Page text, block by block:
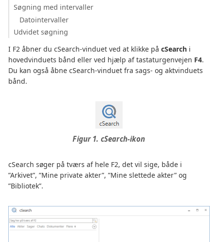
Søgning med intervaller
Datointervaller
Udvidet søgning
I F2 åbner du cSearch-vinduet ved at klikke på cSearch i
hovedvinduets bånd eller ved hjælp af tastaturgenvejen F4.
Du kan også åbne cSearch-vinduet fra sags- og aktvinduets
bånd.
Figur 1. cSearch-ikon
cSearch søger på tværs af hele F2, det vil sige, både i
”Arkivet”, ”Mine private akter”, ”Mine slettede akter” og
”Bibliotek”.